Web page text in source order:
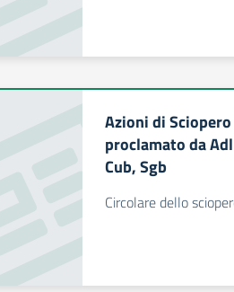
Azioni di
proclamato da
Cub, Sgb
Circolare dello